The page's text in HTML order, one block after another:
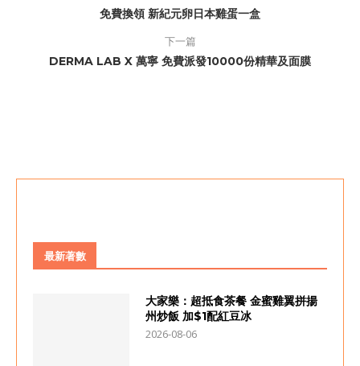
免費換領 新紀元卵日本雞蛋一盒
下一篇
DERMA LAB X 萬寧 免費派發10000份精華及面膜
最新著數
大家樂：超抵食茶餐 金蜜雞翼拼揚
州炒飯 加$1配紅豆冰
2026-08-06